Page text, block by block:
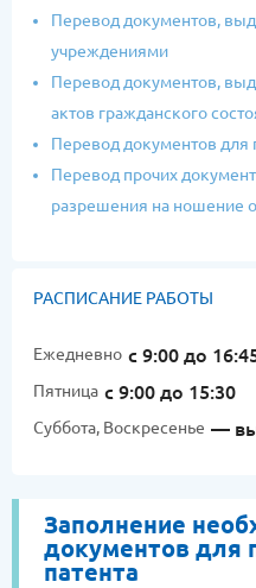
Перевод документов,
учреждениями
Перевод документов,
актов гражданского
Перевод документов для
Перевод прочих
разрешения на ношение
РАСПИСАНИЕ РАБОТЫ
Ежедневно с 9:00 до
Пятница с 9:00 до 15:30
Суббота, Воскресенье —
Заполнение
документов для
патента